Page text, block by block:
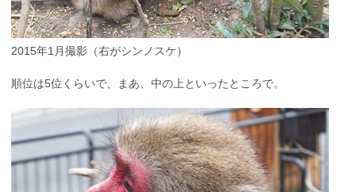
2015年1月撮影（右がシンノスケ）
順位は5位くらいで、まあ、中の上といったところで。